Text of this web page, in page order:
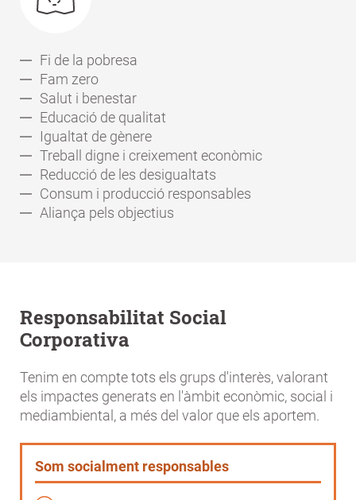
Fi de la pobresa
Fam zero
Salut i benestar
Educació de qualitat
Igualtat de gènere
Treball digne i creixement econòmic
Reducció de les desigualtats
Consum i producció responsables
Aliança pels objectius
Responsabilitat Social
Corporativa
Tenim en compte tots els grups d'interès, valorant
els impactes generats en l'àmbit econòmic, social i
mediambiental, a més del valor que els aportem.
Som socialment responsables